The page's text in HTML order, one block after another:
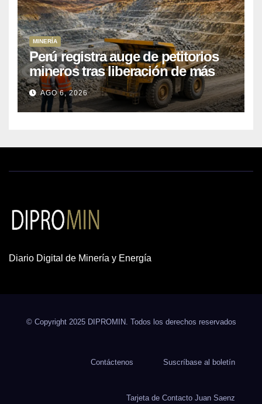
MINERÍA
Perú registra auge de petitorios
mineros tras liberación de más
de mil concesiones para explorar
cobre y oro
AGO 6, 2026
Diario Digital de Minería y Energía
© Copyright 2025 DIPROMIN. Todos los derechos reservados
Contáctenos Suscríbase al boletín
Tarjeta de Contacto Juan Saenz